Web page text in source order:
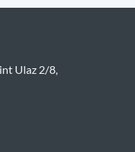
Ulaz 2/8,